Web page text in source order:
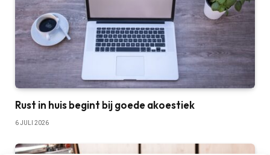
Rust in huis begint bij goede akoestiek
6 JULI 2026